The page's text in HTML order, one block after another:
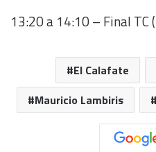
13:20 a 14:10 – Final
El Calafate
Mauricio Lambiris